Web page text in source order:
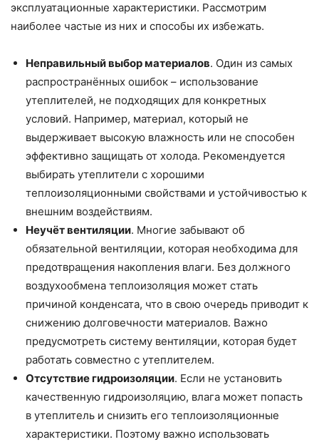
эксплуатационные характеристики. Рассмотрим
наиболее частые из них и способы их избежать.
Неправильный выбор материалов. Один из самых
распространённых ошибок – использование
утеплителей, не подходящих для конкретных
условий. Например, материал, который не
выдерживает высокую влажность или не способен
эффективно защищать от холода. Рекомендуется
выбирать утеплители с хорошими
теплоизоляционными свойствами и устойчивостью к
внешним воздействиям.
Неучёт вентиляции. Многие забывают об
обязательной вентиляции, которая необходима для
предотвращения накопления влаги. Без должного
воздухообмена теплоизоляция может стать
причиной конденсата, что в свою очередь приводит к
снижению долговечности материалов. Важно
предусмотреть систему вентиляции, которая будет
работать совместно с утеплителем.
Отсутствие гидроизоляции. Если не установить
качественную гидроизоляцию, влага может попасть
в утеплитель и снизить его теплоизоляционные
характеристики. Поэтому важно использовать